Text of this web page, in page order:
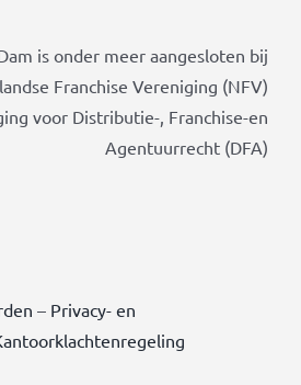
is onder meer aangesloten bij
Franchise Vereniging (NFV)
voor Distributie-, Franchise-en
Agentuurrecht (DFA)
– Privacy- en